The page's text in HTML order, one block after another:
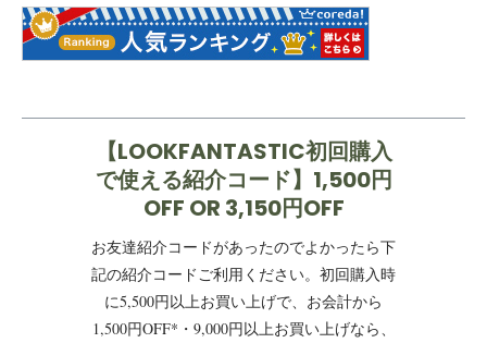
【LOOKFANTASTIC初回購入
で使える紹介コード】1,500円
OFF OR 3,150円OFF
お友達紹介コードがあったのでよかったら下
記の紹介コードご利用ください。初回購入時
に5,500円以上お買い上げで、お会計から
1,500円OFF*・9,000円以上お買い上げなら、